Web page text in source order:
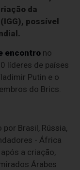
da
possível
encontro no
líderes de países
Putin e o
do Brics.
Brasil, Rússia,
- África
a criação,
Árabes